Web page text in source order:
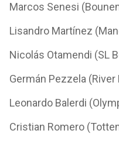
Marcos Senesi
Lisandro Martínez
Nicolás Otamendi (SL
Germán Pezzela (River
Leonardo Balerdi
Cristian Romero